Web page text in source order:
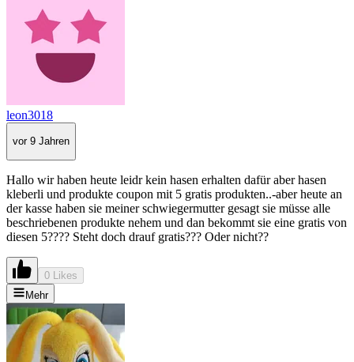
leon3018
vor 9 Jahren
Hallo wir haben heute leidr kein hasen erhalten dafür aber hasen
kleberli und produkte coupon mit 5 gratis produkten..-aber heute an
der kasse haben sie meiner schwiegermutter gesagt sie müsse alle
beschriebenen produkte nehem und dan bekommt sie eine gratis von
diesen 5???? Steht doch drauf gratis??? Oder nicht??
0 Likes
Mehr